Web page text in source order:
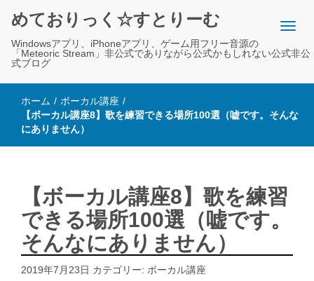
めておりっく☆すとりーむ
Windowsアプリ、iPhoneアプリ、ゲーム用フリー音源の
「Meteoric Stream」非公式でありながら公式かもしれない公式非公
式ブログ
ホーム / ボーカル講座 /
【ボーカル講座8】歌を練習できる場所100選（嘘です。そんな
にありません）
【ボーカル講座8】歌を練習
できる場所100選（嘘です。
そんなにありません）
2019年7月23日 カテゴリー: ボーカル講座